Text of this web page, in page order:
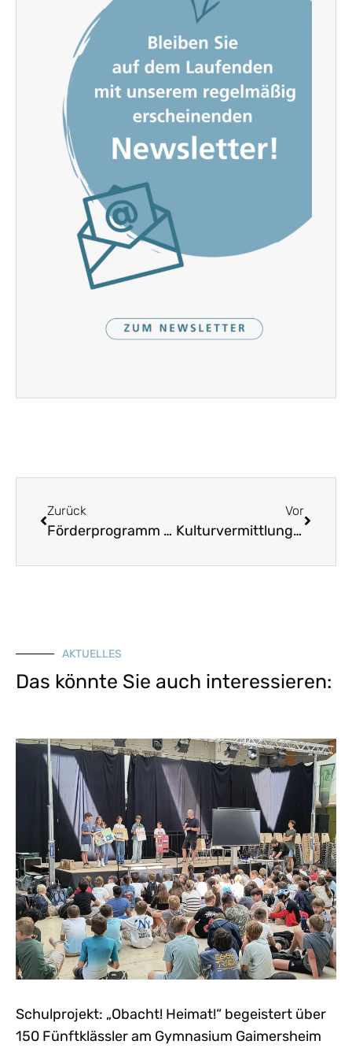
Zurück
Förderprogramm „Tradition online“: Freie Förderplätze für Heimat-, Schützen- oder Karnevalsvereine
Vor
Kulturvermittlung – Musik „Mündliche Tradierung“
AKTUELLES
Das könnte Sie auch interessieren:
Schulprojekt: „Obacht! Heimat!“ begeistert über
150 Fünftklässler am Gymnasium Gaimersheim